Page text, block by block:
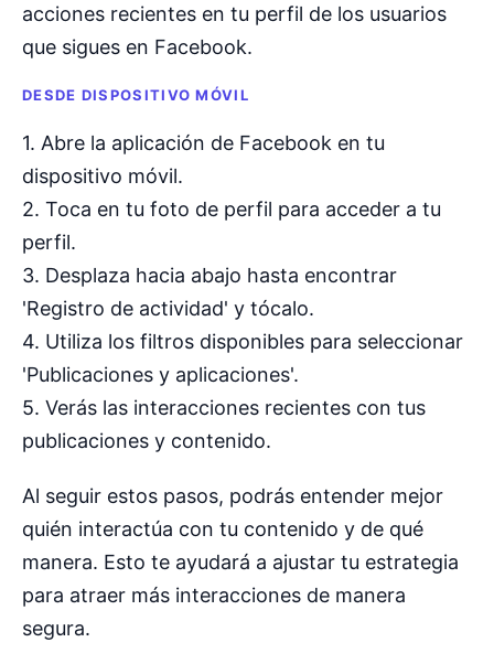
acciones recientes en tu perfil de los usuarios
que sigues en Facebook.
DESDE DISPOSITIVO MÓVIL
1. Abre la aplicación de Facebook en tu
dispositivo móvil.
2. Toca en tu foto de perfil para acceder a tu
perfil.
3. Desplaza hacia abajo hasta encontrar
'Registro de actividad' y tócalo.
4. Utiliza los filtros disponibles para seleccionar
'Publicaciones y aplicaciones'.
5. Verás las interacciones recientes con tus
publicaciones y contenido.
Al seguir estos pasos, podrás entender mejor
quién interactúa con tu contenido y de qué
manera. Esto te ayudará a ajustar tu estrategia
para atraer más interacciones de manera
segura.